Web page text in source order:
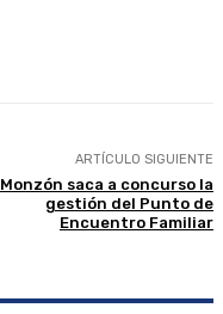
ARTÍCULO SIGUIENTE
Monzón saca a concurso la
gestión del Punto de
Encuentro Familiar